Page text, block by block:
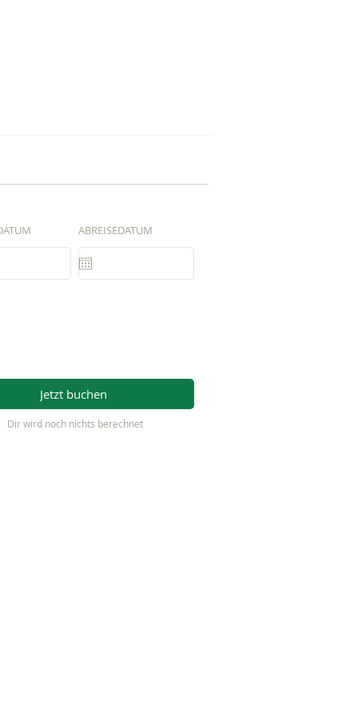
ABREISEDATUM
Jetzt buchen
Dir wird noch nichts berechnet